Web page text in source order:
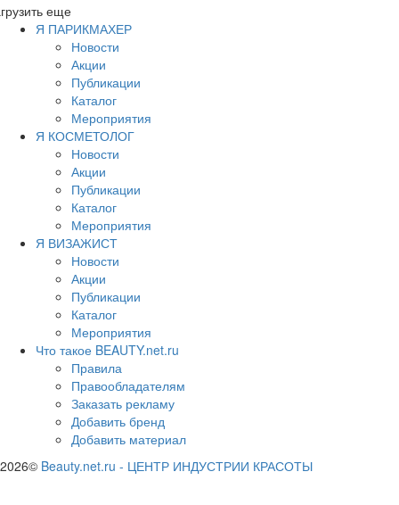
еще
Я ПАРИКМАХЕР
Новости
Акции
Публикации
Каталог
Мероприятия
Я КОСМЕТОЛОГ
Новости
Акции
Публикации
Каталог
Мероприятия
Я ВИЗАЖИСТ
Новости
Акции
Публикации
Каталог
Мероприятия
Что такое BEAUTY.net.ru
Правила
Правообладателям
Заказать рекламу
Добавить бренд
Добавить материал
2026© Beauty.net.ru - ЦЕНТР ИНДУСТРИИ КРАСОТЫ